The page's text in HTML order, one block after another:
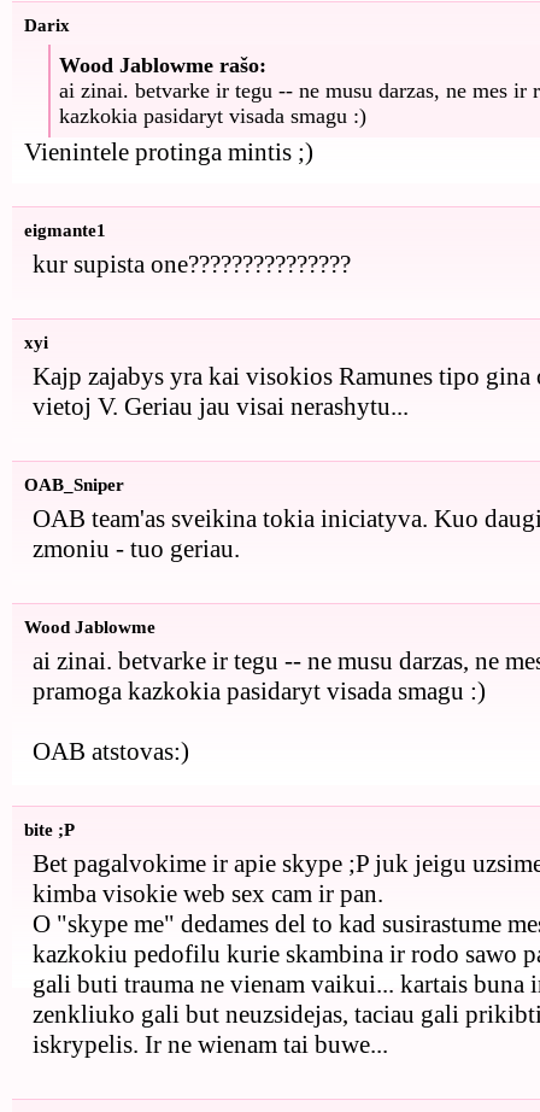
Darix
Wood Jablowme rašo:
ai zinai. betvarke ir tegu -- ne musu darzas, ne mes ir
kazkokia pasidaryt visada smagu :)
Vienintele protinga mintis ;)
eigmante1
kur supista one???????????????
xyi
Kajp zajabys yra kai visokios Ramunes tipo
vietoj V. Geriau jau visai nerashytu...
OAB_Sniper
OAB team'as sveikina tokia iniciatyva. Kuo
zmoniu - tuo geriau.
Wood Jablowme
ai zinai. betvarke ir tegu -- ne musu darzas, ne
pramoga kazkokia pasidaryt visada smagu :)
OAB atstovas:)
bite ;P
Bet pagalvokime ir apie skype ;P juk jeigu
kimba visokie web sex cam ir pan.
O "skype me" dedames del to kad susirastume
kazkokiu pedofilu kurie skambina ir rodo sawo
gali buti trauma ne vienam vaikui... kartais buna
zenkliuko gali but neuzsidejas, taciau gali
iskrypelis. Ir ne wienam tai buwe...